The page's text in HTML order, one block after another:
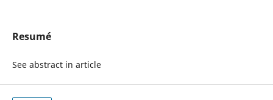
Resumé
See abstract in article